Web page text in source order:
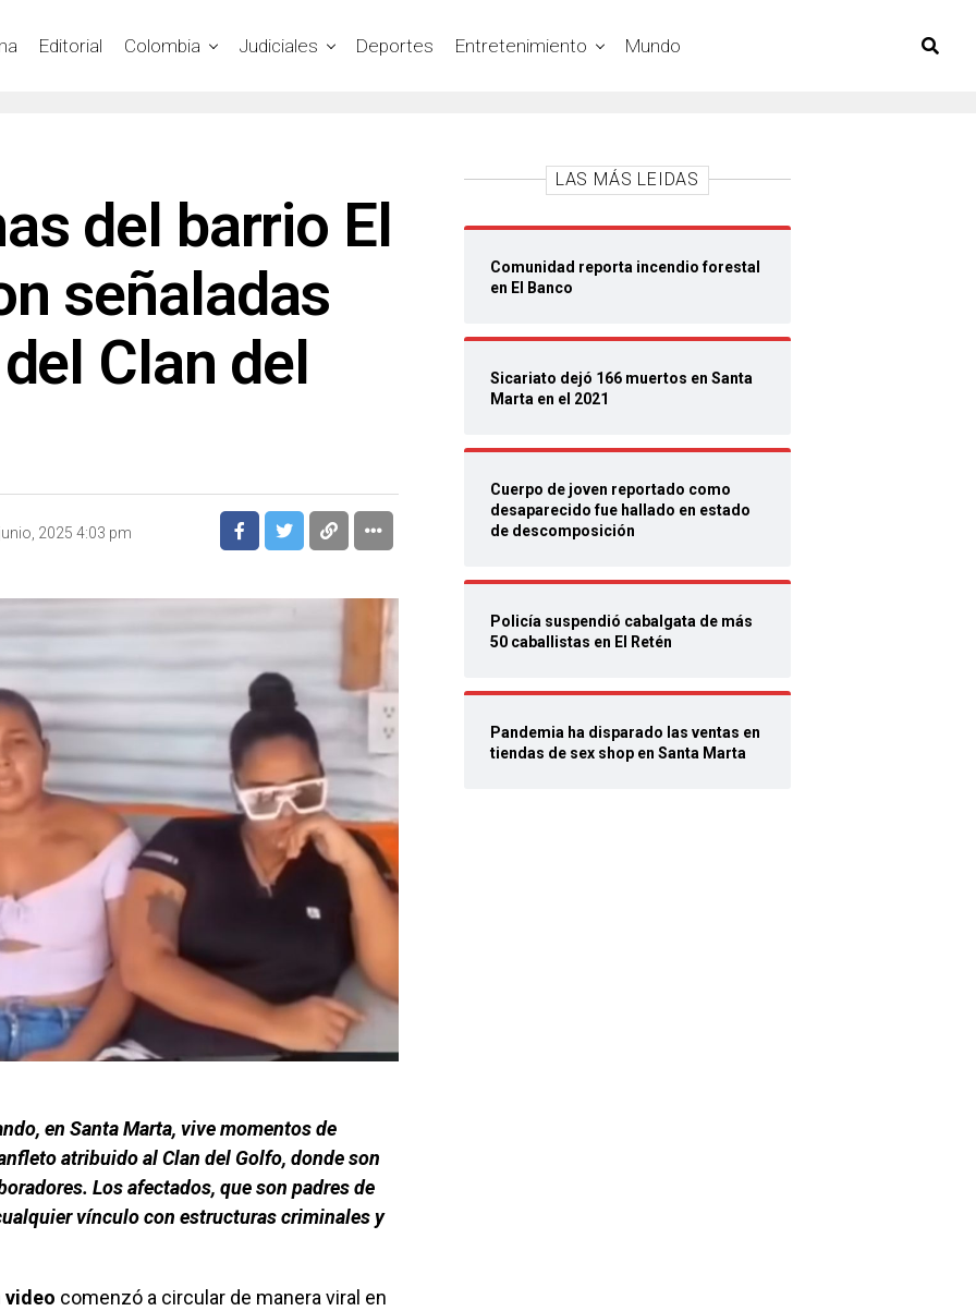
Editorial Colombia Judiciales Deportes Entretenimiento Mundo
del barrio El
señaladas
Clan del
2025 4:03 pm
en Santa Marta, vive momentos de
atribuido al Clan del Golfo, donde son
Los afectados, que son padres de
vínculo con estructuras criminales y
video comenzó a circular de manera viral en
LAS MÁS LEIDAS
Comunidad reporta incendio forestal
en El Banco
Sicariato dejó 166 muertos en Santa
Marta en el 2021
Cuerpo de joven reportado como
desaparecido fue hallado en estado
de descomposición
Policía suspendió cabalgata de más
50 caballistas en El Retén
Pandemia ha disparado las ventas en
tiendas de sex shop en Santa Marta